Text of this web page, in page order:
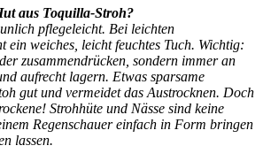
aus Toquilla-Stroh?
pflegeleicht. Bei leichten
ein weiches, leicht feuchtes Tuch. Wichtig:
zusammendrücken, sondern immer an
aufrecht lagern. Etwas sparsame
gut und vermeidet das Austrocknen. Doch
Strohhüte und Nässe sind keine
Regenschauer einfach in Form bringen
lassen.